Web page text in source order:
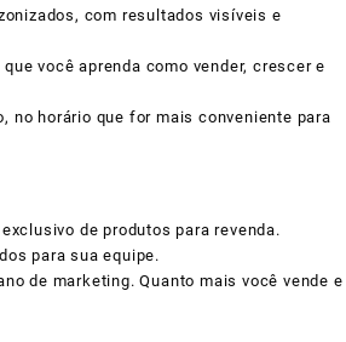
com resultados visíveis e
você aprenda como vender, crescer e
no horário que for mais conveniente para
de produtos para revenda.
para sua equipe.
de marketing. Quanto mais você vende e